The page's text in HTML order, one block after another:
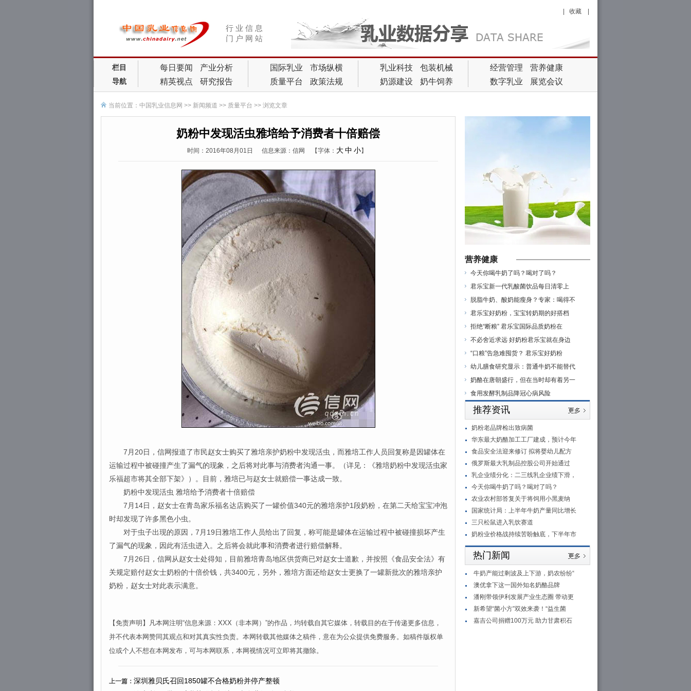
行 业 信 息
门 户 网 站
收藏
栏目
导航
每日要闻
产业分析
精英视点
研究报告
国际乳业
市场纵横
质量平台
政策法规
乳业科技
包装机械
奶源建设
奶牛饲养
经营管理
营养健康
数字乳业
展览会议
当前位置： 中国乳业信息网 >> 新闻频道 >> 质量平台 >> 浏览文章
奶粉中发现活虫雅培给予消费者十倍赔偿
时间：2016年08月01日 信息来源：信网 【字体： 大 中 小】
7月20日，信网报道了市民赵女士购买了雅培亲护奶粉中发现活虫，而雅培工作人员回复称是因罐体在
运输过程中被碰撞产生了漏气的现象，之后将对此事与消费者沟通一事。（详见：《雅培奶粉中发现活虫家
乐福超市将其全部下架》）。目前，雅培已与赵女士就赔偿一事达成一致。
奶粉中发现活虫 雅培给予消费者十倍赔偿
7月14日，赵女士在青岛家乐福名达店购买了一罐价值340元的雅培亲护1段奶粉，在第二天给宝宝冲泡
时却发现了许多黑色小虫。
对于虫子出现的原因，7月19日雅培工作人员给出了回复，称可能是罐体在运输过程中被碰撞损坏产生
了漏气的现象，因此有活虫进入。之后将会就此事和消费者进行赔偿解释。
7月26日，信网从赵女士处得知，目前雅培青岛地区供货商已对赵女士道歉，并按照《食品安全法》有
关规定赔付赵女士奶粉的十倍价钱，共3400元，另外，雅培方面还给赵女士更换了一罐新批次的雅培亲护
奶粉，赵女士对此表示满意。
【免责声明】凡本网注明“信息来源：XXX（非本网）”的作品，均转载自其它媒体，转载目的在于传递更多信息，
并不代表本网赞同其观点和对其真实性负责。本网转载其他媒体之稿件，意在为公众提供免费服务。如稿件版权单
位或个人不想在本网发布，可与本网联系，本网视情况可立即将其撤除。
上一篇： 深圳雅贝氏召回1850罐不合格奶粉并停产整顿
营养健康
今天你喝牛奶了吗？喝对了吗？
君乐宝新一代乳酸菌饮品每日清零上
脱脂牛奶、酸奶能瘦身？专家：喝得不
君乐宝好奶粉，宝宝转奶期的好搭档
拒绝“断粮” 君乐宝国际品质奶粉在
不必舍近求远 好奶粉君乐宝就在身边
“口粮”告急难囤货？ 君乐宝好奶粉
幼儿膳食研究显示：普通牛奶不能替代
奶酪在唐朝盛行，但在当时却有着另一
食用发酵乳制品降冠心病风险
推荐资讯
奶粉老品牌检出致病菌
华东最大奶酪加工工厂建成，预计今年
食品安全法迎来修订 拟将婴幼儿配方
俄罗斯最大乳制品控股公司开始通过
乳企业绩分化：二三线乳企业绩下滑，
今天你喝牛奶了吗？喝对了吗？
农业农村部答复关于将饲用小黑麦纳
国家统计局：上半年牛奶产量同比增长
三只松鼠进入乳饮赛道
奶粉业价格战持续苦盼触底，下半年市
热门新闻
牛奶产能过剩波及上下游，奶农纷纷“
澳优拿下这一国外知名奶酪品牌
潘刚带领伊利发展产业生态圈 带动更
新希望“菌小方”双效来袭！“益生菌
嘉吉公司捐赠100万元 助力甘肃积石